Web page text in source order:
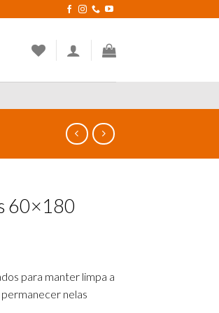
60×180
para manter limpa a
permanecer nelas